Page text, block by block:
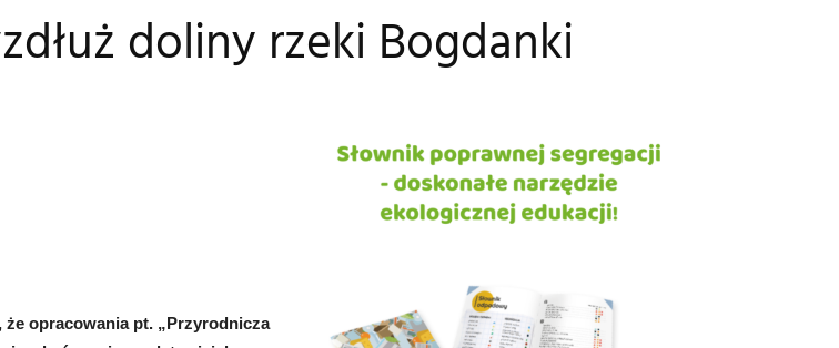
doliny rzeki Bogdanki
że opracowania pt. „Przyrodnicza